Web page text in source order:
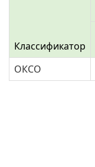
Классификатор
ОКСО